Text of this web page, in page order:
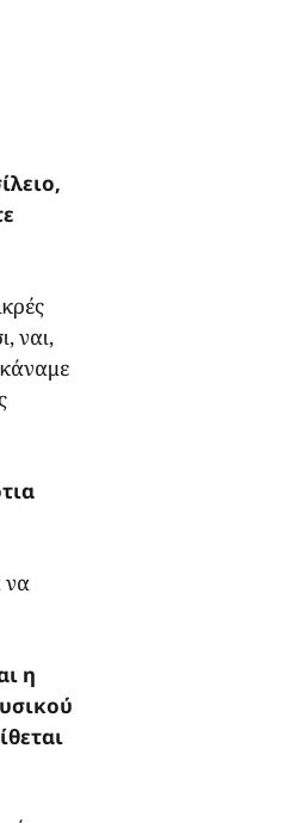
ναι,
να
η